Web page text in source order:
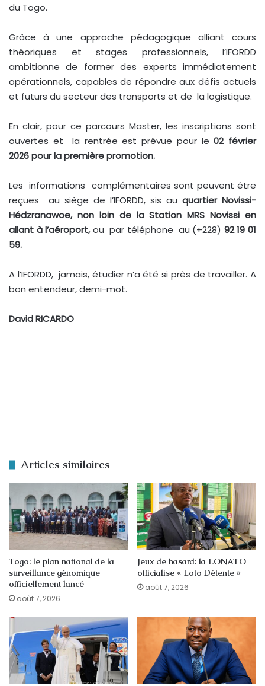
du Togo.
Grâce à une approche pédagogique alliant cours
théoriques et stages professionnels, l’IFORDD
ambitionne de former des experts immédiatement
opérationnels, capables de répondre aux défis actuels
et futurs du secteur des transports et de la logistique.
En clair, pour ce parcours Master, les inscriptions sont
ouvertes et la rentrée est prévue pour le 02 février
2026 pour la première promotion.
Les informations complémentaires sont peuvent être
reçues au siège de l’IFORDD, sis au quartier Novissi-
Hédzranawoe, non loin de la StationMRS Novissi en
allant à l’aéroport,ou par téléphone au (+228) 92 19 01
59.
A l’IFORDD, jamais, étudier n’a été si près de travailler. A
bon entendeur, demi-mot.
David RICARDO
Articles similaires
Togo: le plan national de la
surveillance génomique
officiellement lancé
août 7, 2026
Jeux de hasard: la LONATO
officialise « Loto Détente »
août 7, 2026